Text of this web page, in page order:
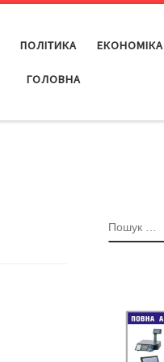
ПОЛІТИКА ЕКОНОМІКА
ГОЛОВНА